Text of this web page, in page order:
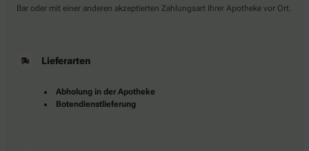
Bar oder mit einer anderen akzeptierten Zahlungsart Ihrer Apotheke vor Ort.
Lieferarten
Abholung in der Apotheke
Botendienstlieferung